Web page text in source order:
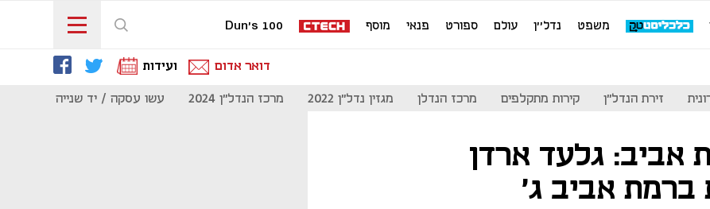
משפט נדל''ן עולם ספורט פנאי מוסף Dun's 100
דואר אדום ועידות
זירת הנדל"ן קירות מתקלפים מרכז הנדלן מגזין נדל"ן 2022 מרכז הנדל"ן 2024 עשו עסקה / יד שנייה
אביב: גלעד ארדן
ברמת אביב ג'